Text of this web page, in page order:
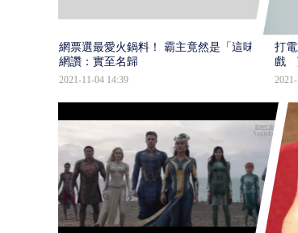
網票選最愛火鍋料！ 霸主竟然是「這味」
網讚：實至名歸
2021-11-04 14:39
打
戲